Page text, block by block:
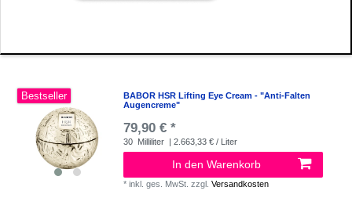
Bestseller
BABOR HSR Lifting Eye Cream - "Anti-Falten
Augencreme"
79,90 € *
30 Milliliter | 2.663,33 € / Liter
In den Warenkorb
*inkl. ges. MwSt. zzgl.Versandkosten